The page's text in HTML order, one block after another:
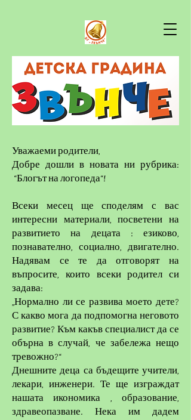
Уважаеми родители,
Добре дошли в новата ни рубрика:
“Блогът на логопеда“!
Всеки месец ще споделям с вас
интересни материали, посветени на
развитието на децата : езиково,
познавателно, социално, двигателно.
Надявам се те да отговорят на
въпросите, които всеки родител си
задава:
„Нормално ли се развива моето дете?
С какво мога да подпомогна неговото
развитие? Към какъв специалист да се
обърна в случай, че забележа нещо
тревожно?“
Днешните деца са бъдещите учители,
лекари, инженери. Те ще изграждат
нашата икономика , образование,
здравеопазване. Нека им дадем